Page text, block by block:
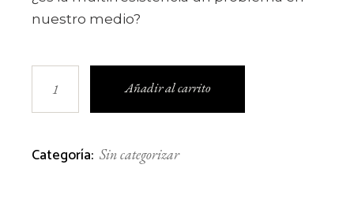
nuestro medio?
Infecciones por bacilos gram negativos : ¿es
Añadir al carrito
Categoría: Sin categorizar